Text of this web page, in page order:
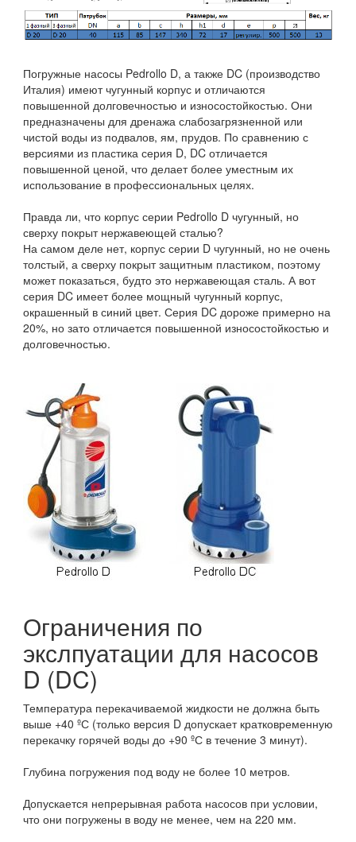
Погружные насосы Pedrollo D, а также DC (производство
Италия) имеют чугунный корпус и отличаются
повышенной долговечностью и износостойкостью. Они
предназначены для дренажа слабозагрязненной или
чистой воды из подвалов, ям, прудов. По сравнению с
версиями из пластика серия D, DC отличается
повышенной ценой, что делает более уместным их
использование в профессиональных целях.
Правда ли, что корпус серии Pedrollo D чугунный, но
сверху покрыт нержавеющей сталью?
На самом деле нет, корпус серии D чугунный, но не очень
толстый, а сверху покрыт защитным пластиком, поэтому
может показаться, будто это нержавеющая сталь. А вот
серия DC имеет более мощный чугунный корпус,
окрашенный в синий цвет. Серия DC дороже примерно на
20%, но зато отличается повышенной износостойкостью и
долговечностью.
Ограничения по
экслпуатации для насосов
D (DC)
Температура перекачиваемой жидкости не должна быть
выше +40 ºС (только версия D допускает кратковременную
перекачку горячей воды до +90 ºС в течение 3 минут).
Глубина погружения под воду не более 10 метров.
Допускается непрерывная работа насосов при условии,
что они погружены в воду не менее, чем на 220 мм.